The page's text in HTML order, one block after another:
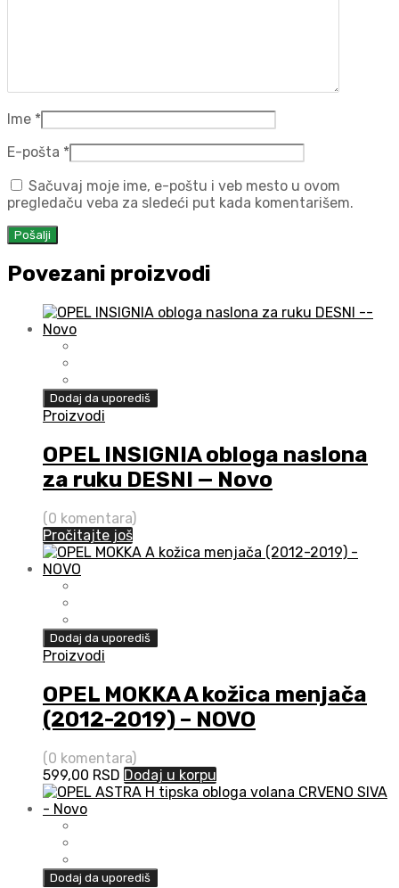
Ime *
E-pošta *
Sačuvaj moje ime, e-poštu i veb mesto u ovom
pregledaču veba za sledeći put kada komentarišem.
Povezani proizvodi
Dodaj da uporediš
Proizvodi
OPEL INSIGNIA obloga naslona
za ruku DESNI — Novo
(0 komentara)
Pročitajte još
Dodaj da uporediš
Proizvodi
OPEL MOKKA A kožica menjača
(2012-2019) – NOVO
(0 komentara)
599,00 RSD Dodaj u korpu
Dodaj da uporediš